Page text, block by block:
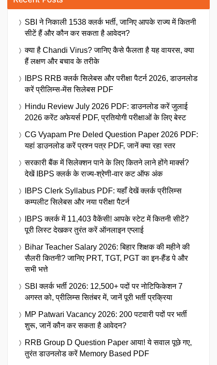
SBI ने निकाली 1538 क्लर्क भर्ती, जानिए आपके राज्य में कितनी
सीटें हैं और कौन कर सकता है आवेदन?
क्या है Chandi Virus? जानिए कैसे फैलता है यह वायरस, क्या
हैं लक्षण और बचाव के तरीके
IBPS RRB क्लर्क सिलेबस और परीक्षा पैटर्न 2026, डाउनलोड
करें प्रीलिम्स-मेंस सिलेबस PDF
Hindu Review July 2026 PDF: डाउनलोड करें जुलाई
2026 करेंट अफेयर्स PDF, प्रतियोगी परीक्षाओं के लिए बेस्ट
CG Vyapam Pre Deled Question Paper 2026 PDF:
यहां डाउनलोड करें प्रश्न पत्र PDF, जानें क्या रहा स्तर
सरकारी बैंक में सिलेक्शन पाने के लिए कितने लाने होंगे मार्क्स?
देखें IBPS क्लर्क के राज्य-श्रेणी-वार कट ऑफ अंक
IBPS Clerk Syllabus PDF: यहाँ देखें क्लर्क प्रीलिम्स
कम्पलीट सिलेबस और नया परीक्षा पैटर्न
IBPS क्लर्क में 11,403 वैकेंसी! आपके स्टेट में कितनी सीटें?
पूरी लिस्ट देखकर तुरंत करें ऑनलाइन एप्लाई
Bihar Teacher Salary 2026: बिहार शिक्षक की महीने की
सैलरी कितनी? जानिए PRT, TGT, PGT का इन-हैंड पे और
सभी भत्ते
SBI क्लर्क भर्ती 2026: 12,500+ पदों पर नोटिफिकेशन 7
अगस्त को, प्रीलिम्स सितंबर में, जानें पूरी भर्ती प्रक्रिया
MP Patwari Vacancy 2026: 200 पटवारी पदों पर भर्ती
शुरू, जानें कौन कर सकता है आवेदन?
RRB Group D Question Paper आया! ये सवाल पूछे गए,
तुरंत डाउनलोड करें Memory Based PDF